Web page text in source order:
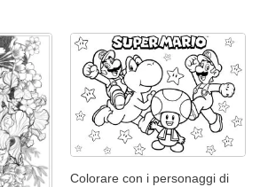
Colorare con i personaggi di